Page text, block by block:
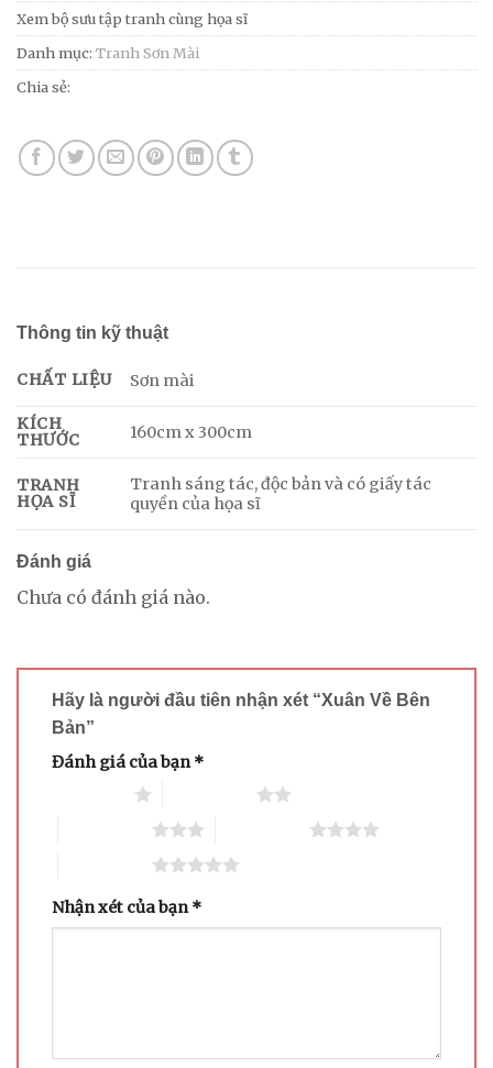
Xem bộ sưu tập tranh cùng họa sĩ
Danh mục: Tranh Sơn Mài
Chia sẻ:
Thông tin kỹ thuật
CHẤT LIỆU Sơn mài
KÍCH
THƯỚC
160cm x 300cm
TRANH
HỌA SĨ
Tranh sáng tác, độc bản và có giấy tác
quyền của họa sĩ
Đánh giá
Chưa có đánh giá nào.
Hãy là người đầu tiên nhận xét “Xuân Về Bên
Bản”
Đánh giá của bạn*
Nhận xét của bạn*